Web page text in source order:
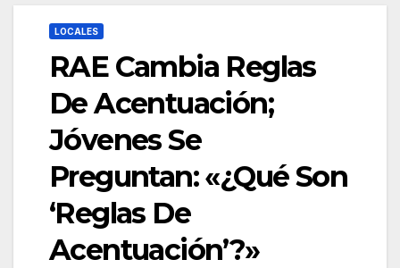
LOCALES
RAE Cambia Reglas
De Acentuación;
Jóvenes Se
Preguntan: «¿Qué Son
‘Reglas De
Acentuación’?»